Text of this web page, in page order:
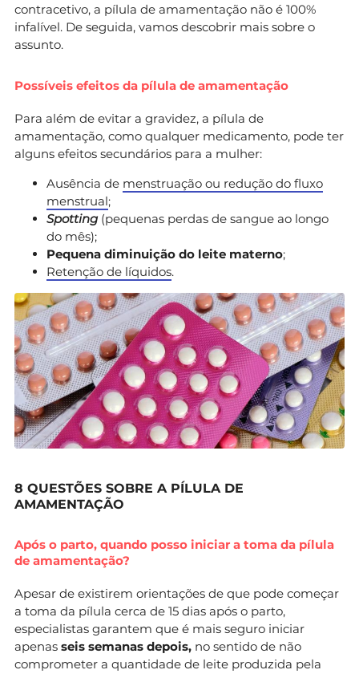
contracetivo, a pílula de amamentação não é 100%
infalível. De seguida, vamos descobrir mais sobre o
assunto.
Possíveis efeitos da pílula de amamentação
Para além de evitar a gravidez, a pílula de
amamentação, como qualquer medicamento, pode ter
alguns efeitos secundários para a mulher:
Ausência de menstruação ou redução do fluxo
menstrual;
Spotting (pequenas perdas de sangue ao longo
do mês);
Pequena diminuição do leite materno;
Retenção de líquidos.
8 QUESTÕES SOBRE A PÍLULA DE
AMAMENTAÇÃO
Após o parto, quando posso iniciar a toma da pílula
de amamentação?
Apesar de existirem orientações de que pode começar
a toma da pílula cerca de 15 dias após o parto,
especialistas garantem que é mais seguro iniciar
apenas seis semanas depois, no sentido de não
comprometer a quantidade de leite produzida pela